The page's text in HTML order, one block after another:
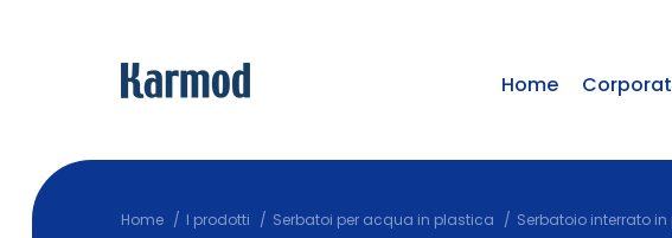
Home
Home I prodotti Serbatoi per acqua in plastica Serbatoio interrato